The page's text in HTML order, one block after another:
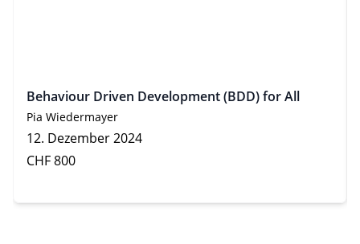
Behaviour Driven Development (BDD) for All
Pia Wiedermayer
12. Dezember 2024
CHF 800